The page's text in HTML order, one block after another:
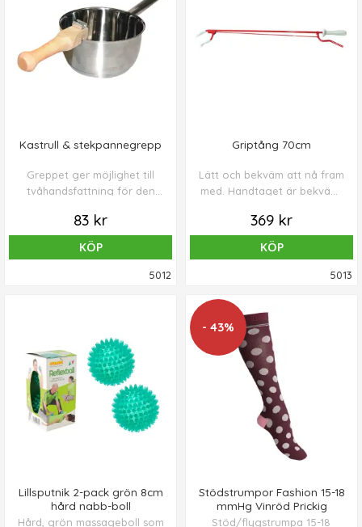
Kastrull & stekpannegrepp
Greppet ger möjlighet till
tvåhandsfattning för den
Metallprofilen används till
stekpannor, träspåret till
kastrullerna.
83 kr
KÖP
5012
Griptång 70cm
Lätt och bekväm att nå fram
med. Handtaget är bekvämt
har en liten kraftig magnet
som klarar allt från nålar till
nyckelknippor. Griptången
har knottriga hättor med
369 kr
KÖP
5013
Lillsputnik 2-pack grön 8cm
hård nabb-boll
Hård, grön massageboll som
- 43%
Stödstrumpor Fashion 15-18
mmHg Vinröd Prickig
Stöd/flygstrumpa 15-18